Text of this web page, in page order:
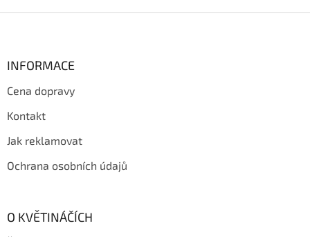
u
INFORMACE
Cena dopravy
Kontakt
Jak reklamovat
Ochrana osobních údajů
O KVĚTINÁČÍCH